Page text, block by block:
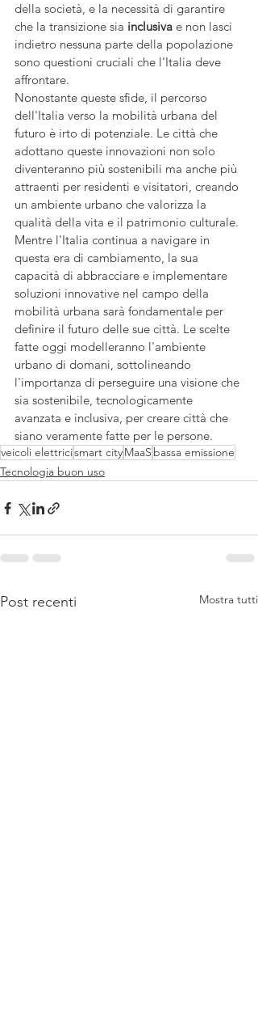
della società, e la necessità di garantire
che la transizione sia inclusiva e non lasci
indietro nessuna parte della popolazione
sono questioni cruciali che l'Italia deve
affrontare.
Nonostante queste sfide, il percorso
dell'Italia verso la mobilità urbana del
futuro è irto di potenziale. Le città che
adottano queste innovazioni non solo
diventeranno più sostenibili ma anche più
attraenti per residenti e visitatori, creando
un ambiente urbano che valorizza la
qualità della vita e il patrimonio culturale.
Mentre l'Italia continua a navigare in
questa era di cambiamento, la sua
capacità di abbracciare e implementare
soluzioni innovative nel campo della
mobilità urbana sarà fondamentale per
definire il futuro delle sue città. Le scelte
fatte oggi modelleranno l'ambiente
urbano di domani, sottolineando
l'importanza di perseguire una visione che
sia sostenibile, tecnologicamente
avanzata e inclusiva, per creare città che
siano veramente fatte per le persone.
veicoli elettricismart cityMaaS bassa emissione
Tecnologia buon uso
Post recenti Mostra tutti